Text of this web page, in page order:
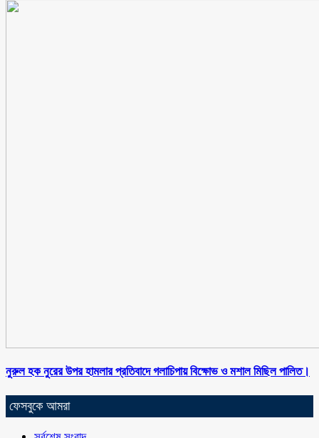
নুরুল হক নুরের উপর হামলার প্রতিবাদে গলাচিপায় বিক্ষোভ ও মশাল মিছিল পালিত।
ফেসবুকে আমরা